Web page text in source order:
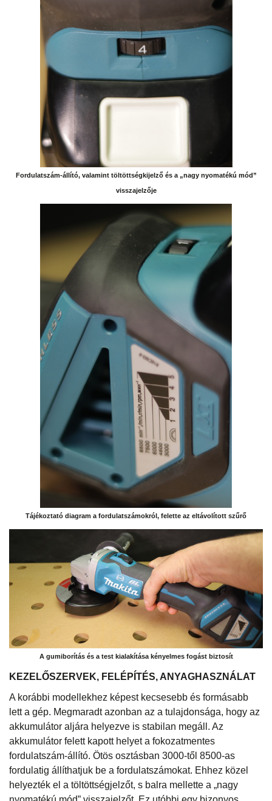
Fordulatszám-állító, valamint töltöttségkijelző és a „nagy nyomatékú mód”
visszajelzője
Tájékoztató diagram a fordulatszámokról, felette az eltávolított szűrő
A gumiborítás és a test kialakítása kényelmes fogást biztosít
KEZELŐSZERVEK, FELÉPÍTÉS, ANYAGHASZNÁLAT
A korábbi modellekhez képest kecsesebb és formásabb
lett a gép. Megmaradt azonban az a tulajdonsága, hogy az
akkumulátor aljára helyezve is stabilan megáll. Az
akkumulátor felett kapott helyet a fokozatmentes
fordulatszám-állító. Ötös osztásban 3000-től 8500-as
fordulatig állíthatjuk be a fordulatszámokat. Ehhez közel
helyezték el a töltöttségjelzőt, s balra mellette a „nagy